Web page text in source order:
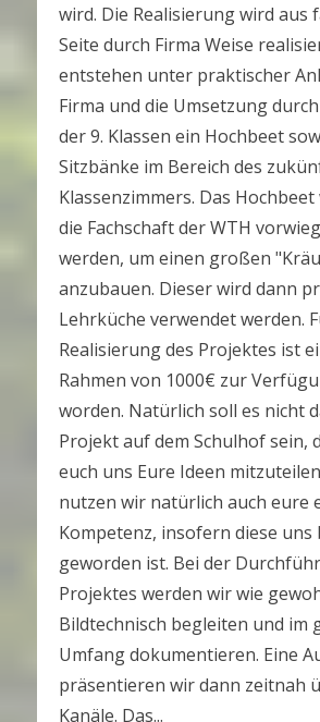
wird. Die Realisierung wird aus
Seite durch Firma Weise
entstehen unter praktischer
Firma und die Umsetzung
der 9. Klassen ein Hochbeet
Sitzbänke im Bereich des
Klassenzimmers. Das
die Fachschaft der WTH
werden, um einen großen
anzubauen. Dieser wird dann
Lehrküche verwendet werden.
Realisierung des Projektes ist
Rahmen von 1000€ zur
worden. Natürlich soll es nicht
Projekt auf dem Schulhof sein,
euch uns Eure Ideen
nutzen wir natürlich auch eure
Kompetenz, insofern diese uns
geworden ist. Bei der
Projektes werden wir wie
Bildtechnisch begleiten und im
Umfang dokumentieren. Eine
präsentieren wir dann zeitnah
Kanäle. Das...